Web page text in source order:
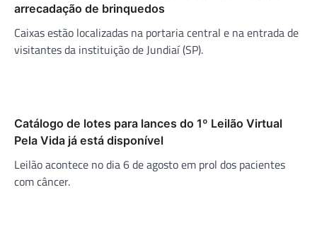
arrecadação de brinquedos
Caixas estão localizadas na portaria central e na entrada de
visitantes da instituição de Jundiaí (SP).
Catálogo de lotes para lances do 1º Leilão Virtual
Pela Vida já está disponível
Leilão acontece no dia 6 de agosto em prol dos pacientes
com câncer.